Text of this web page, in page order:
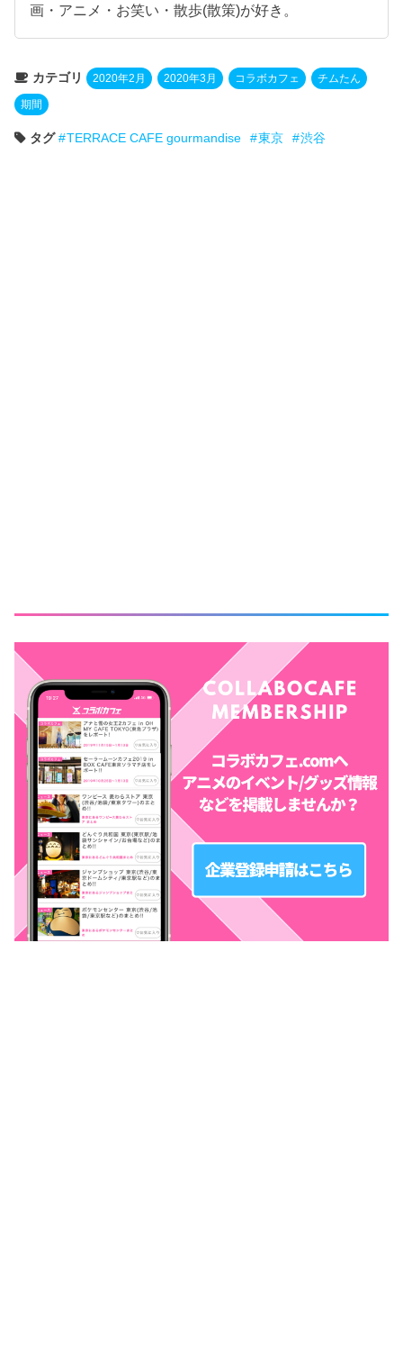
画・アニメ・お笑い・散歩(散策)が好き。
カテゴリ 2020年2月 2020年3月 コラボカフェ チムたん
期間
タグ TERRACE CAFE gourmandise 東京 渋谷